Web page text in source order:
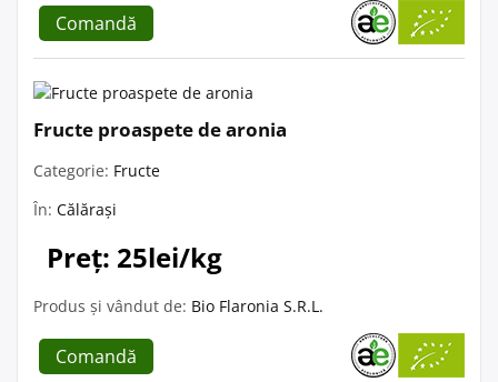
Comandă
Fructe proaspete de aronia
Categorie: Fructe
În: Călărași
Preț: 25lei/kg
Produs și vândut de: Bio Flaronia S.R.L.
Comandă